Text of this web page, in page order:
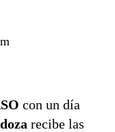
con un día
recibe las